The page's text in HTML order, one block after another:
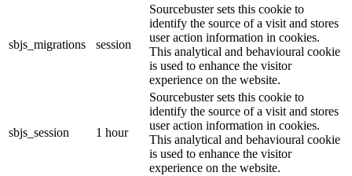
sbjs_migrations session
Sourcebuster sets this cookie to
identify the source of a visit and stores
user action information in cookies.
This analytical and behavioural cookie
is used to enhance the visitor
experience on the website.
sbjs_session 1 hour
Sourcebuster sets this cookie to
identify the source of a visit and stores
user action information in cookies.
This analytical and behavioural cookie
is used to enhance the visitor
experience on the website.